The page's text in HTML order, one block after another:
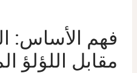
فهم الأساس:
مقابل اللؤلؤ